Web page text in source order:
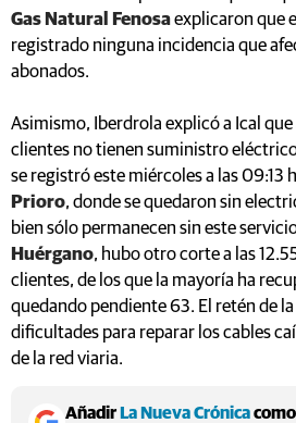
Gas Natural Fenosaexplicaron que
registrado ninguna incidencia que
abonados.
Asimismo, Iberdrola explicó a Ical
clientes no tienen suministro
se registró este miércoles a las 09:13
Prioro, donde se quedaron sin
bien sólo permanecen sin este
Huérgano, hubo otro corte a las
clientes, de los que la mayoría ha
quedando pendiente 63. El retén de
dificultades para reparar los cables
de la red viaria.
AñadirLa Nueva Crónica